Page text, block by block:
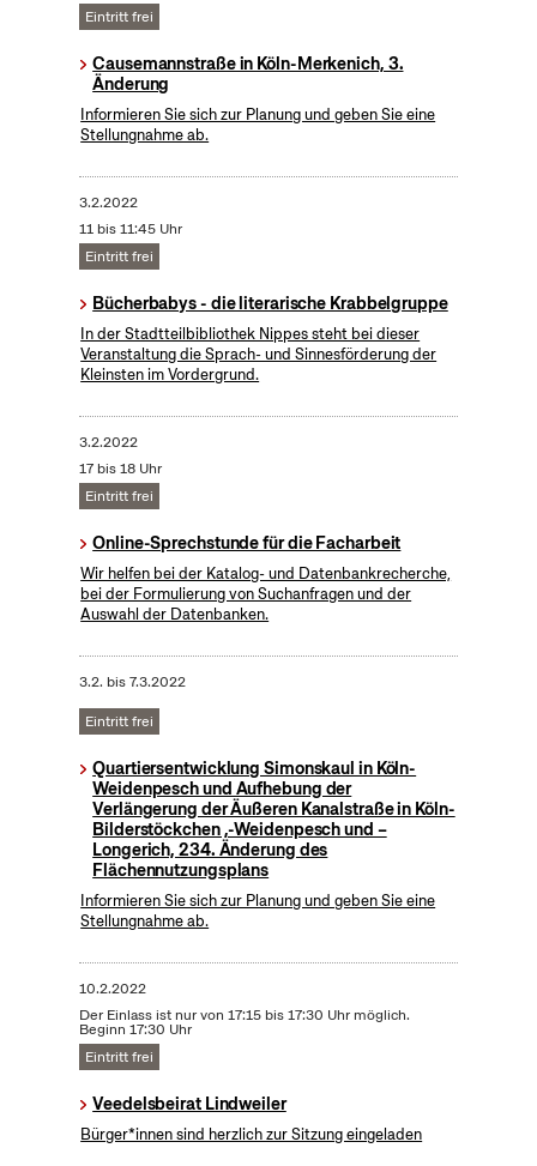
Eintritt frei
Causemannstraße in Köln-Merkenich, 3.
Änderung
Informieren Sie sich zur Planung und geben Sie eine
Stellungnahme ab.
3.2.2022
11 bis 11:45 Uhr
Eintritt frei
Bücherbabys - die literarische Krabbelgruppe
In der Stadtteilbibliothek Nippes steht bei dieser
Veranstaltung die Sprach- und Sinnesförderung der
Kleinsten im Vordergrund.
3.2.2022
17 bis 18 Uhr
Eintritt frei
Online-Sprechstunde für die Facharbeit
Wir helfen bei der Katalog- und Datenbankrecherche,
bei der Formulierung von Suchanfragen und der
Auswahl der Datenbanken.
3.2. bis7.3.2022
Eintritt frei
Quartiersentwicklung Simonskaul in Köln-
Weidenpesch und Aufhebung der
Verlängerung der Äußeren Kanalstraße in Köln-
Bilderstöckchen ,-Weidenpesch und –
Longerich, 234. Änderung des
Flächennutzungsplans
Informieren Sie sich zur Planung und geben Sie eine
Stellungnahme ab.
10.2.2022
Der Einlass ist nur von 17:15 bis 17:30 Uhr möglich.
Beginn 17:30 Uhr
Eintritt frei
Veedelsbeirat Lindweiler
Bürger*innen sind herzlich zur Sitzung eingeladen